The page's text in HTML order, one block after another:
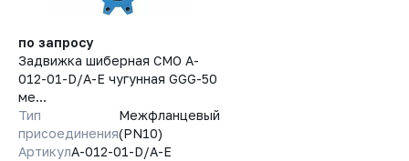
по запросу
Задвижка шиберная СМО A-
012-01-D/A-E чугунная GGG-50
ме...
Тип
присоединения
Межфланцевый
(PN10)
АртикулA-012-01-D/A-E